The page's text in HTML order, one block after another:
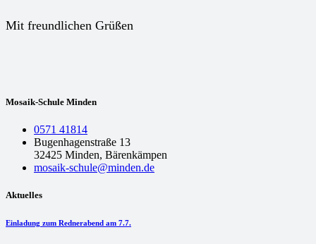
Mit freundlichen Grüßen
Mosaik-Schule Minden
0571 41814
Bugenhagenstraße 13
32425 Minden, Bärenkämpen
mosaik-schule@minden.de
Aktuelles
Einladung zum Rednerabend am 7.7.